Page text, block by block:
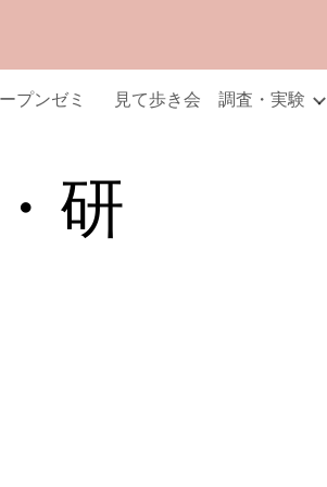
プンゼミ 見て歩き会 調査・実験
研